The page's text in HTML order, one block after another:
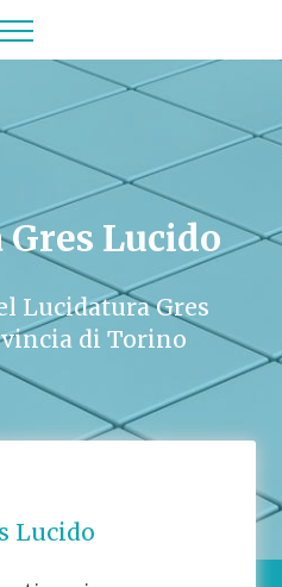
Lucido
Lucidatura Gres
di Torino
Lucido